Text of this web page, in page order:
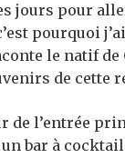
jours pour
pourquoi
le natif de
de cette
de l’entrée
bar à